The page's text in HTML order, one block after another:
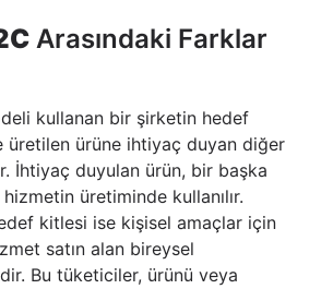
Arasındaki Farklar
kullanan bir şirketin hedef
üretilen ürüne ihtiyaç duyan diğer
İhtiyaç duyulan ürün, bir başka
üretiminde kullanılır.
kitlesi ise kişisel amaçlar için
satın alan bireysel
Bu tüketiciler, ürünü veya